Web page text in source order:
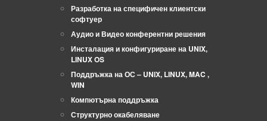
Разработка на специфичен клиентски
софтуер
Аудио и Видео конферентни решения
Инсталация и конфигуриране на UNIX,
LINUX OS
Поддръжка на ОС – UNIX, LINUX, MAC ,
WIN
Компютърна поддръжка
Структурно окабеляване